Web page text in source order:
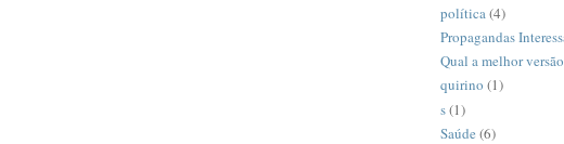
política(4)
Propagandas
Qual a melhor
quirino (1)
s(1)
Saúde (6)